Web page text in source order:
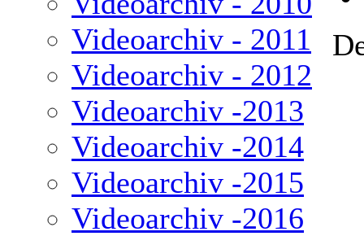
Videoarchiv - 2011
Videoarchiv - 2012
Videoarchiv -2013
Videoarchiv -2014
Videoarchiv -2015
Videoarchiv -2016